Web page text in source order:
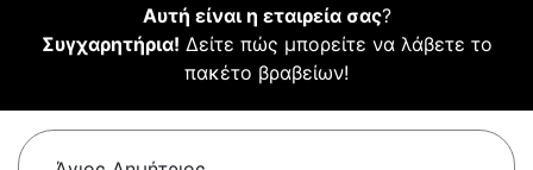
Αυτή είναι η εταιρεία σας?
Συγχαρητήρια! Δείτε πώς μπορείτε να λάβετε το
πακέτο βραβείων!